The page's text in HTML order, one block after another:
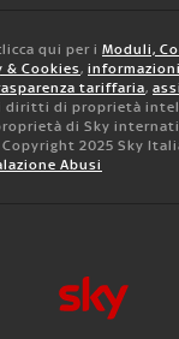
qui per i Moduli,
& Cookies,
tariffaria,
diritti di proprietà
di Sky
2025 Sky
Abusi